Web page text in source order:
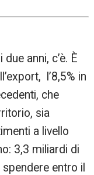
anni, c’è. È
l’8,5% in
che
sia
a livello
3,3 miliardi di
entro il